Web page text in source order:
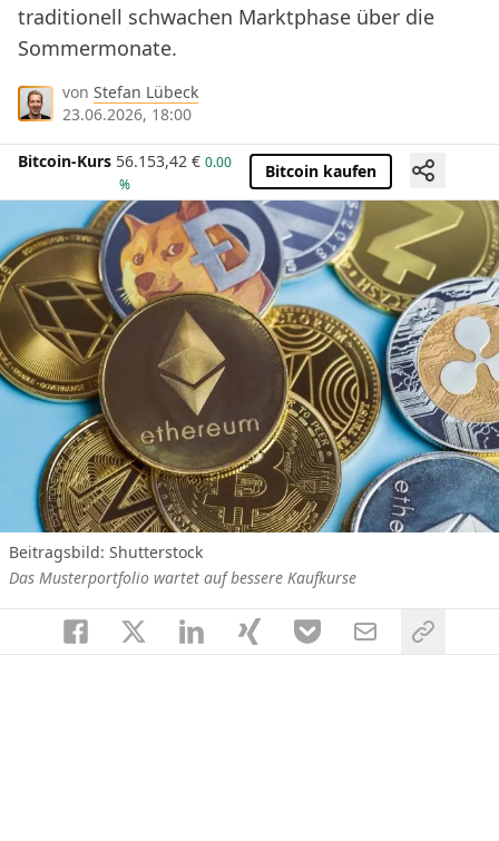
traditionell schwachen Marktphase über die
Sommermonate.
von Stefan Lübeck
23.06.2026, 18:00
Bitcoin-Kurs 56.153,42 € 0.00
%
Bitcoin kaufen
Beitragsbild: Shutterstock
Das Musterportfolio wartet auf bessere Kaufkurse